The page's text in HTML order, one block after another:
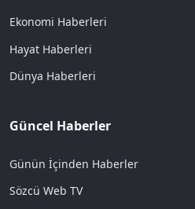
Ekonomi Haberleri
Hayat Haberleri
Dünya Haberleri
Güncel Haberler
Günün İçinden Haberler
Sözcü Web TV